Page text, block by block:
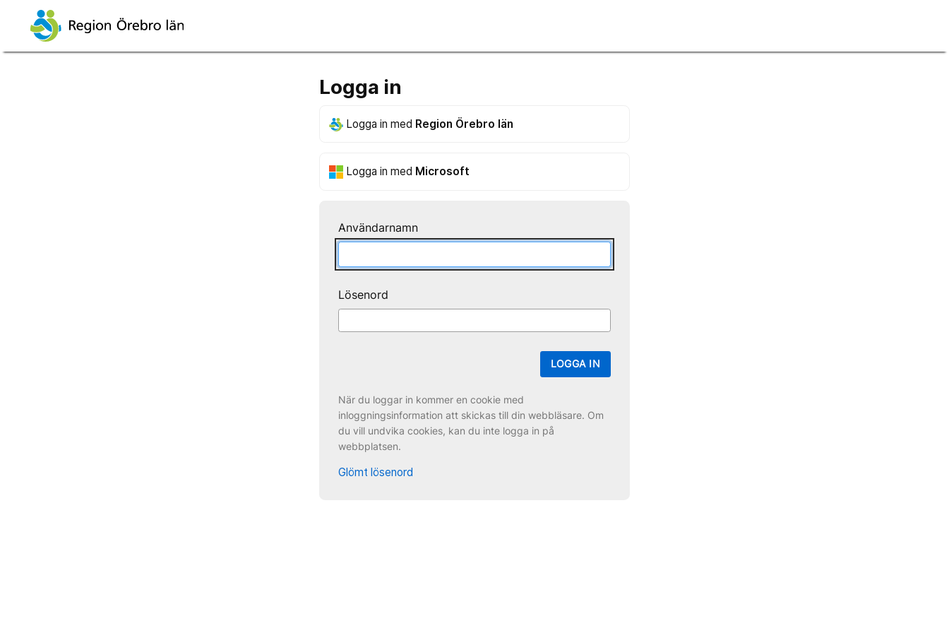
Logga in
Logga in med Region Örebro län
Logga in med Microsoft
Användarnamn
Lösenord
LOGGA IN
När du loggar in kommer en cookie med
inloggningsinformation att skickas till din webbläsare. Om
du vill undvika cookies, kan du inte logga in på
webbplatsen.
Glömt lösenord